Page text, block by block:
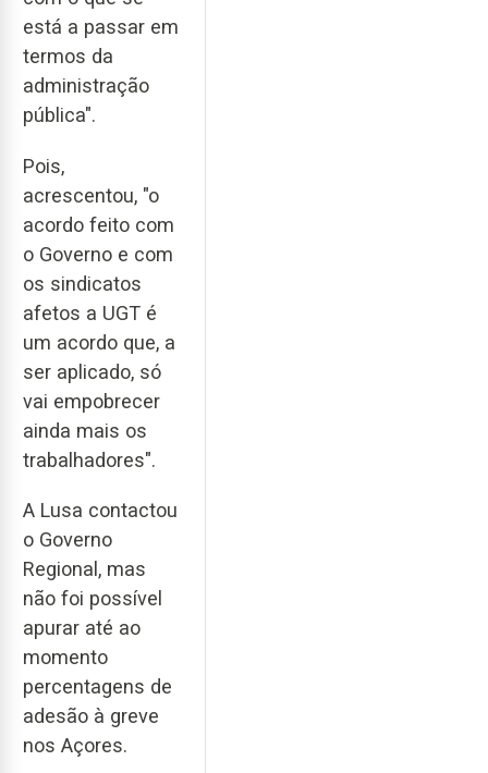
está a passar em
termos da
administração
pública".
Pois,
acrescentou, "o
acordo feito com
o Governo e com
os sindicatos
afetos a UGT é
um acordo que, a
ser aplicado, só
vai empobrecer
ainda mais os
trabalhadores".
A Lusa contactou
o Governo
Regional, mas
não foi possível
apurar até ao
momento
percentagens de
adesão à greve
nos Açores.